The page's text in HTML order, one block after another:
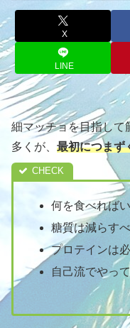
X
LINE
細マッチョを目指して
多くが、 最初につまず
何を食べれば
糖質は減らす
プロテインは
自己流でやっ